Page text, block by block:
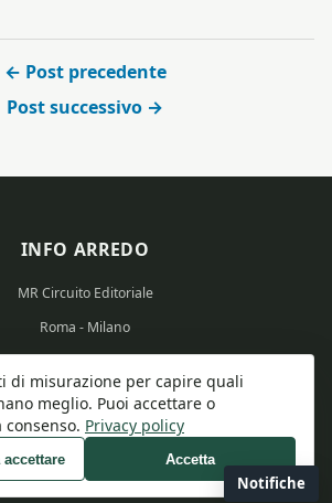
← Post precedente
Post successivo →
INFO ARREDO
MR Circuito Editoriale
Roma - Milano
Partita IVA: 15569351008
Info Arredo - Tutti i diritti riservati.
di misurazione per capire quali
meglio. Puoi accettare o
Privacy policy
Accetta
Notifiche